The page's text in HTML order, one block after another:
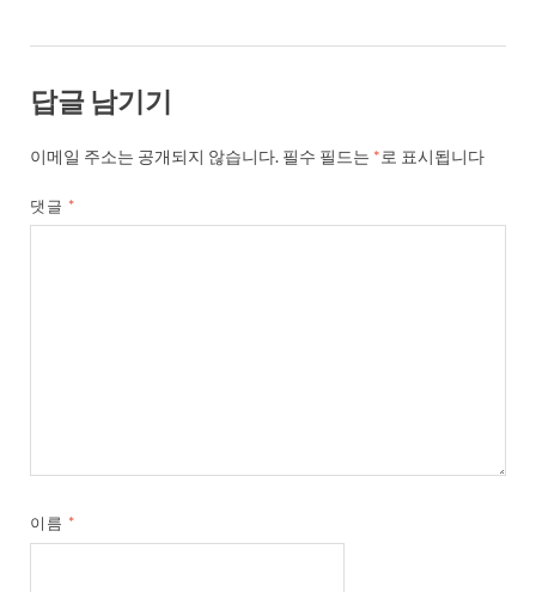
답글 남기기
이메일 주소는 공개되지 않습니다. 필수 필드는 *로 표시됩니다
댓글 *
이름 *